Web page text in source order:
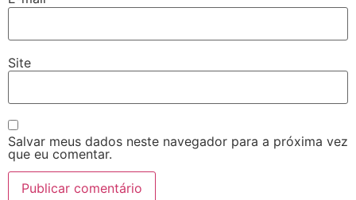
Site
Salvar meus dados neste navegador para a próxima vez
que eu comentar.